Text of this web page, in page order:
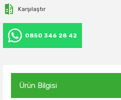
Karşılaştır
0850 346 28 42
Ürün Bilgisi